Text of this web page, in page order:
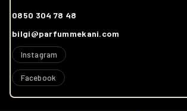
0850 304 78 48
bilgi@parfummekani.com
Instagram
Facebook